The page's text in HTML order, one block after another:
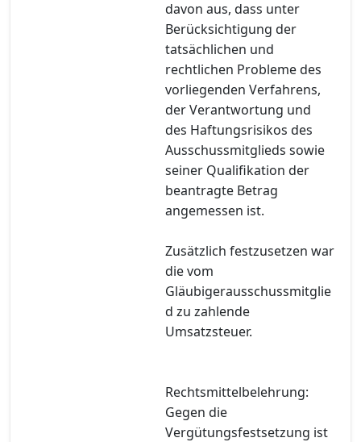
davon aus, dass unter
Berücksichtigung der
tatsächlichen und
rechtlichen Probleme des
vorliegenden Verfahrens,
der Verantwortung und
des Haftungsrisikos des
Ausschussmitglieds sowie
seiner Qualifikation der
beantragte Betrag
angemessen ist.
Zusätzlich festzusetzen war
die vom
Gläubigerausschussmitglie
d zu zahlende
Umsatzsteuer.
Rechtsmittelbelehrung:
Gegen die
Vergütungsfestsetzung ist